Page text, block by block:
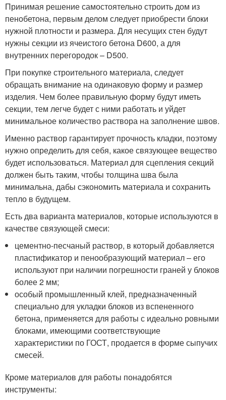
Принимая решение самостоятельно строить дом из
пенобетона, первым делом следует приобрести блоки
нужной плотности и размера. Для несущих стен будут
нужны секции из ячеистого бетона D600, а для
внутренних перегородок – D500.
При покупке строительного материала, следует
обращать внимание на одинаковую форму и размер
изделия. Чем более правильную форму будут иметь
секции, тем легче будет с ними работать и уйдет
минимальное количество раствора на заполнение швов.
Именно раствор гарантирует прочность кладки, поэтому
нужно определить для себя, какое связующее вещество
будет использоваться. Материал для сцепления секций
должен быть таким, чтобы толщина шва была
минимальна, дабы сэкономить материала и сохранить
тепло в будущем.
Есть два варианта материалов, которые используются в
качестве связующей смеси:
цементно-песчаный раствор, в который добавляется
пластификатор и пенообразующий материал – его
используют при наличии погрешности граней у блоков
более 2 мм;
особый промышленный клей, предназначенный
специально для укладки блоков из вспененного
бетона, применяется для работы с идеально ровными
блоками, имеющими соответствующие
характеристики по ГОСТ, продается в форме сыпучих
смесей.
Кроме материалов для работы понадобятся
инструменты: